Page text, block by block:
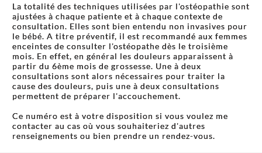
La totalité des techniques utilisées par l'ostéopathie sont
ajustées à chaque patiente et à chaque contexte de
consultation. Elles sont bien entendu non invasives pour
le bébé. A titre préventif, il est recommandé aux femmes
enceintes de consulter l'ostéopathe dès le troisième
mois. En effet, en général les douleurs apparaissent à
partir du 6ème mois de grossesse. Une à deux
consultations sont alors nécessaires pour traiter la
cause des douleurs, puis une à deux consultations
permettent de préparer l'accouchement.
Ce numéro est à votre disposition si vous voulez me
contacter au cas où vous souhaiteriez d'autres
renseignements ou bien prendre un rendez-vous.